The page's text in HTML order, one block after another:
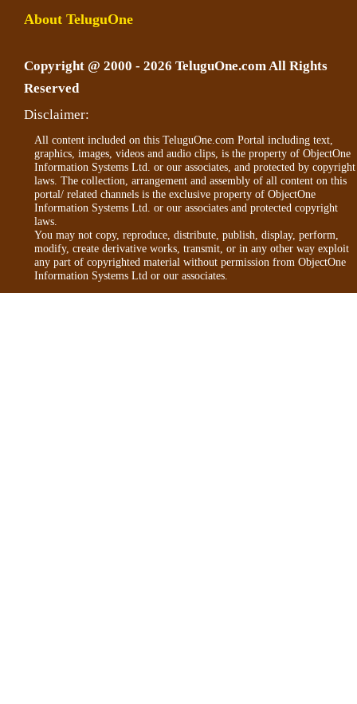
About TeluguOne
Copyright @ 2000 - 2026 TeluguOne.com All Rights
Reserved
Disclaimer:
All content included on this TeluguOne.com Portal including text,
graphics, images, videos and audio clips, is the property of ObjectOne
Information Systems Ltd. or our associates, and protected by copyright
laws. The collection, arrangement and assembly of all content on this
portal/ related channels is the exclusive property of ObjectOne
Information Systems Ltd. or our associates and protected copyright
laws.
You may not copy, reproduce, distribute, publish, display, perform,
modify, create derivative works, transmit, or in any other way exploit
any part of copyrighted material without permission from ObjectOne
Information Systems Ltd or our associates.